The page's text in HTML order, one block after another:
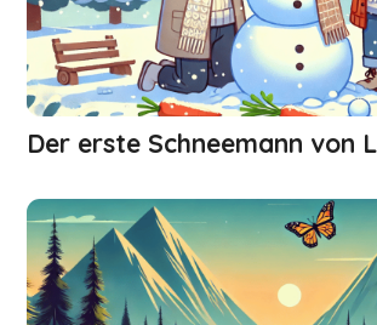
Der erste Schneemann von